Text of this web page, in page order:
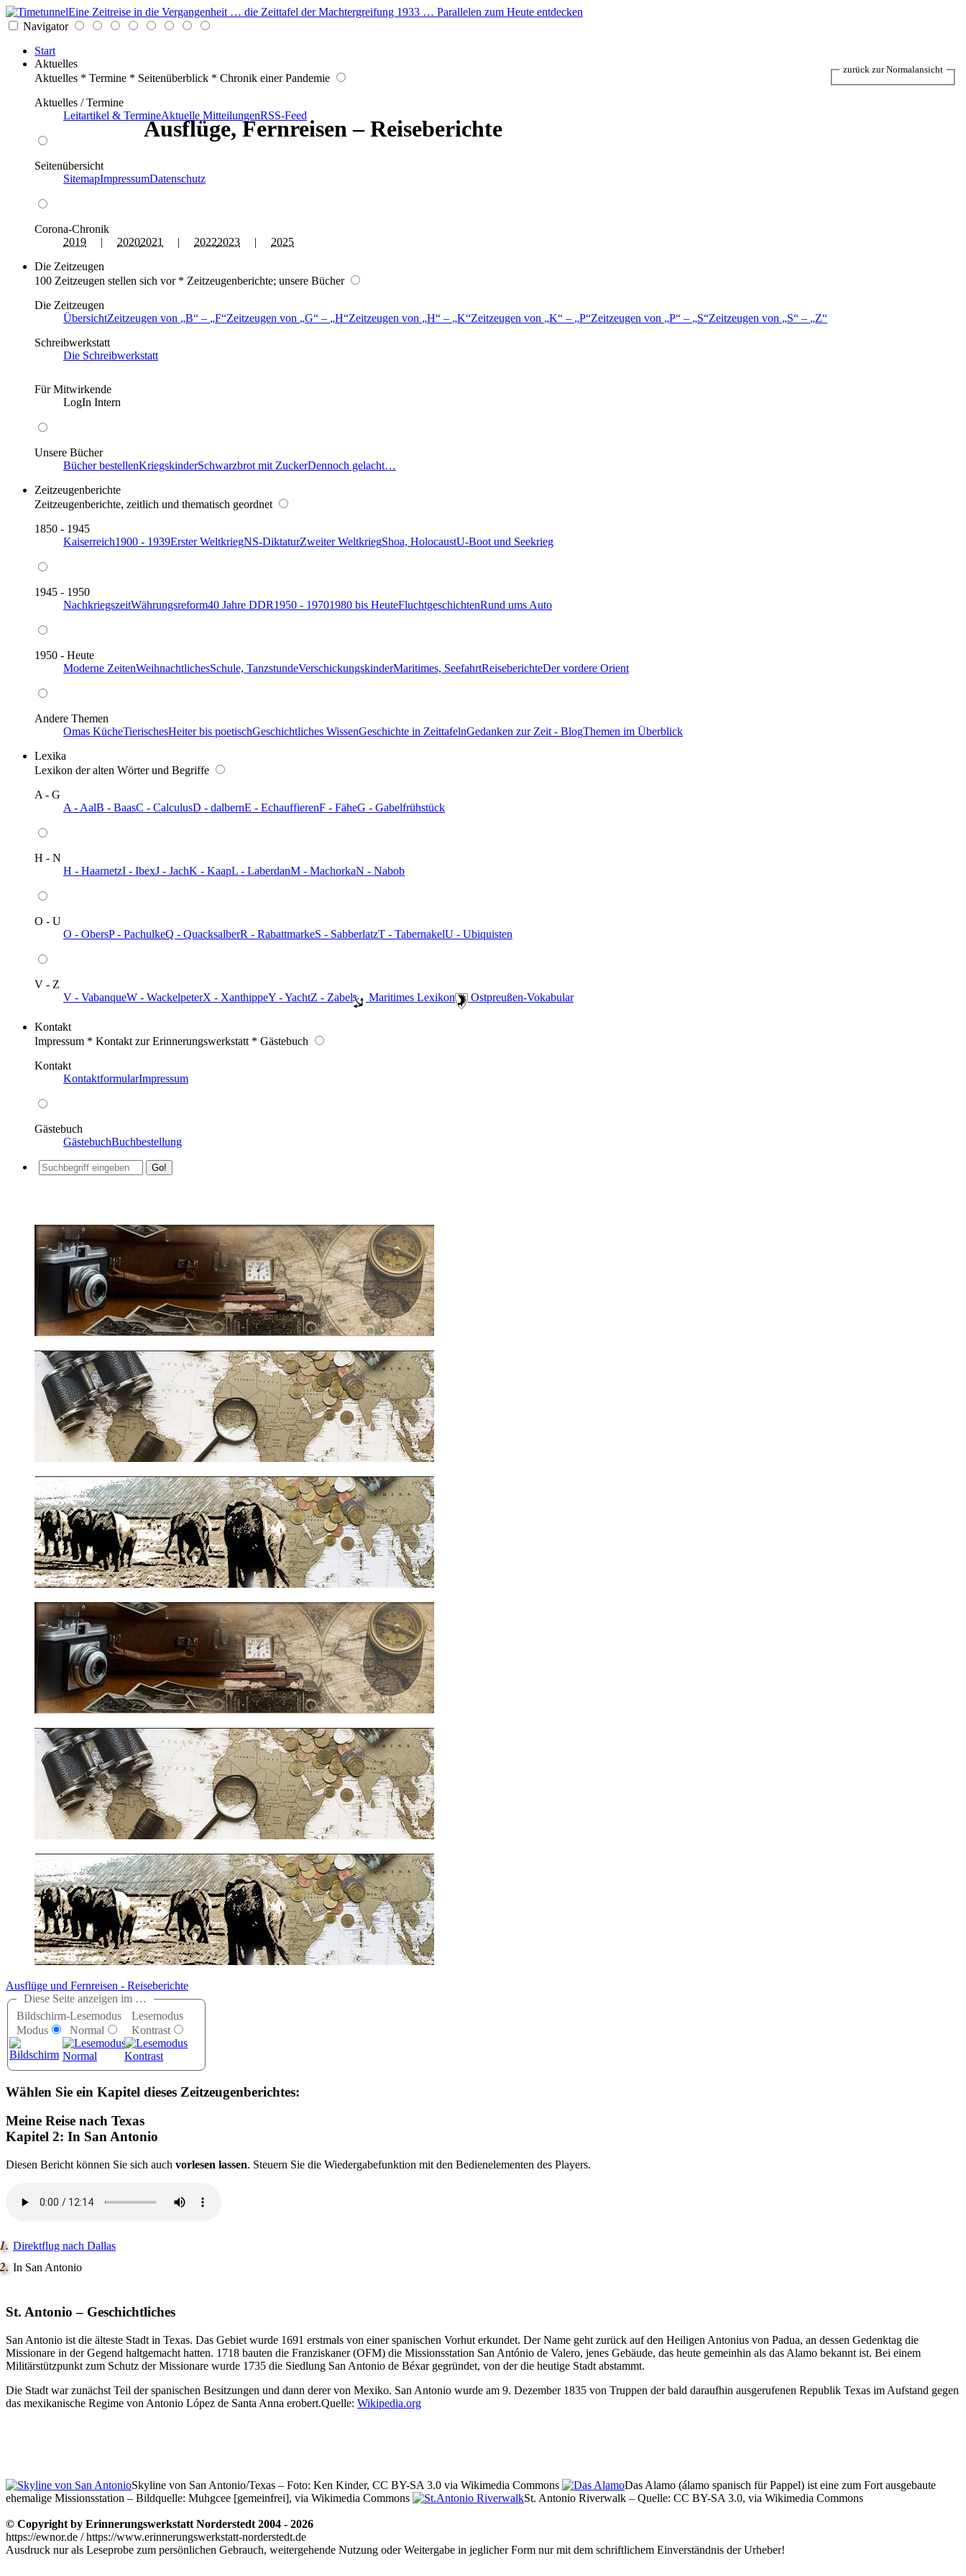
Eine Zeitreise in die Vergangenheit … die Zeittafel der Machtergreifung 1933 … Parallelen zum Heute entdecken
Navigator
Start
Aktuelles
Aktuelles * Termine * Seitenüberblick * Chronik einer Pandemie
Aktuelles / Termine
Leitartikel & TermineAktuelle MitteilungenRSS-Feed
Seitenübersicht
SitemapImpressumDatenschutz
Corona-Chronik
2019 | 20202021 | 20222023 | 2025
Die Zeitzeugen
100 Zeitzeugen stellen sich vor * Zeitzeugenberichte; unsere Bücher
Die Zeitzeugen
ÜbersichtZeitzeugen von B – F Zeitzeugen von G – H Zeitzeugen von H – K Zeitzeugen von K – P Zeitzeugen von P – S Zeitzeugen von S –
Z
Schreibwerkstatt
Die Schreibwerkstatt
Für Mitwirkende
LogIn Intern
Unsere Bücher
Bücher bestellenKriegskinderSchwarzbrot mit ZuckerDennoch gelacht…
Zeitzeugenberichte
Zeitzeugenberichte, zeitlich und thematisch geordnet
1850 - 1945
Kaiserreich1900 - 1939Erster WeltkriegNS-DiktaturZweiter WeltkriegShoa, HolocaustU-Boot und Seekrieg
1945 - 1950
NachkriegszeitWährungsreform40 Jahre DDR1950 - 19701980 bis HeuteFluchtgeschichtenRund ums Auto
1950 - Heute
Moderne ZeitenWeihnachtlichesSchule, TanzstundeVerschickungskinderMaritimes, SeefahrtReiseberichteDer vordere Orient
Andere Themen
Omas KücheTierischesHeiter bis poetischGeschichtliches WissenGeschichte in ZeittafelnGedanken zur Zeit - BlogThemen im Überblick
Lexika
Lexikon der alten Wörter und Begriffe
A - G
A - AalB - BaasC - CalculusD - dalbernE - EchauffierenF - FäheG - Gabelfrühstück
H - N
H - HaarnetzI - IbexJ - JachK - KaapL - LaberdanM - MachorkaN - Nabob
O - U
O - ObersP - PachulkeQ - QuacksalberR - RabattmarkeS - SabberlatzT - TabernakelU - Ubiquisten
V - Z
V - VabanqueW - WackelpeterX - XanthippeY - YachtZ - Zabel ️ Maritimes Lexikon ️ Ostpreußen-Vokabular
Kontakt
Impressum * Kontakt zur Erinnerungswerkstatt * Gästebuch
Kontakt
KontaktformularImpressum
Gästebuch
GästebuchBuchbestellung
Ausflüge, Fernreisen – Reiseberichte
Ausflüge und Fernreisen - Reiseberichte
Diese Seite anzeigen im …
Bildschirm-
Modus
Lesemodus
Normal
Lesemodus
Kontrast
Wählen Sie ein Kapitel dieses Zeitzeugenberichtes:
Meine Reise nach Texas
Kapitel 2: In San Antonio
Diesen Bericht können Sie sich auch vorlesen lassen. Steuern Sie die Wiedergabefunktion mit den Bedienelementen des Players.
Direktflug nach Dallas
In San Antonio
St. Antonio – Geschichtliches
San Antonio ist die älteste Stadt in Texas. Das Gebiet wurde 1691 erstmals von einer spanischen Vorhut erkundet. Der Name geht zurück auf den Heiligen Antonius von Padua, an dessen Gedenktag die
Missionare in der Gegend haltgemacht hatten. 1718 bauten die Franziskaner (OFM) die Missionsstation San António de Valero, jenes Gebäude, das heute gemeinhin als das Alamo bekannt ist. Bei einem
Militärstützpunkt zum Schutz der Missionare wurde 1735 die Siedlung San Antonio de Béxar gegründet, von der die heutige Stadt abstammt.
Die Stadt war zunächst Teil der spanischen Besitzungen und dann derer von Mexiko. San Antonio wurde am 9. Dezember 1835 von Truppen der bald daraufhin ausgerufenen Republik Texas im Aufstand gegen
das mexikanische Regime von Antonio López de Santa Anna erobert.Quelle: Wikipedia.org
Skyline von San Antonio/Texas – Foto: Ken Kinder, CC BY-SA 3.0 via Wikimedia Commons
Das Alamo (álamo spanisch für Pappel) ist eine zum Fort ausgebaute
ehemalige Missionsstation – Bildquelle: Muhgcee [gemeinfrei], via Wikimedia Commons
St. Antonio Riverwalk – Quelle: CC BY-SA 3.0, via Wikimedia Commons
© Copyright by Erinnerungswerkstatt Norderstedt 2004 - 2026
https://ewnor.de / https://www.erinnerungswerkstatt-norderstedt.de
Ausdruck nur als Leseprobe zum persönlichen Gebrauch, weitergehende Nutzung oder Weitergabe in jeglicher Form nur mit dem schriftlichem Einverständnis der Urheber!
zurück zur Normalansicht